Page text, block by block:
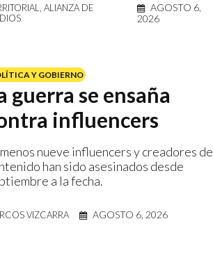
ALIANZA DE
AGOSTO 6,
2026
Y GOBIERNO
guerra se ensaña
influencers
nueve influencers y creadores de
han sido asesinados desde
a la fecha.
VIZCARRA AGOSTO 6, 2026